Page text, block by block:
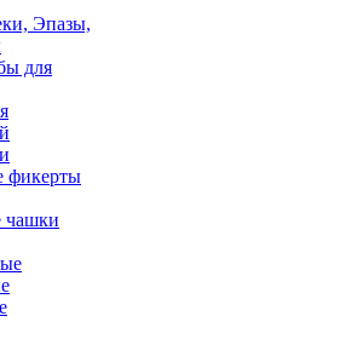
Эпазы,
для
фикерты
чашки